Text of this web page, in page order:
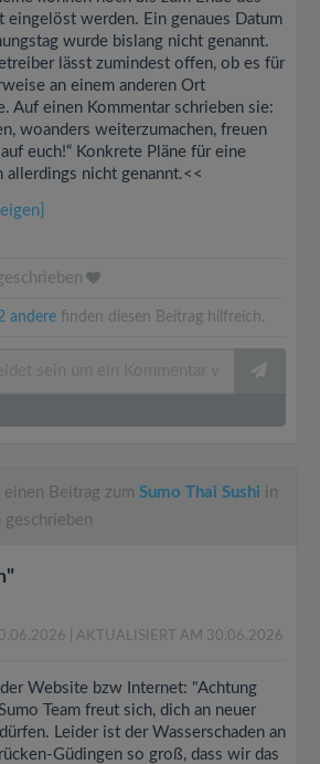
eingelöst werden. Ein genaues Datum
wurde bislang nicht genannt.
lässt zumindest offen, ob es für
an einem anderen Ort
Auf einen Kommentar schrieben sie:
woanders weiterzumachen, freuen
euch!“ Konkrete Pläne für eine
allerdings nicht genannt.<<
andere finden diesen Beitrag hilfreich.
einen Beitrag zum Sumo Thai Sushi in
geschrieben
| AKTUALISIERT AM 30.06.2026
Website bzw Internet: "Achtung
Team freut sich, dich an neuer
Leider ist der Wasserschaden an
Güdingen so groß, dass wir das